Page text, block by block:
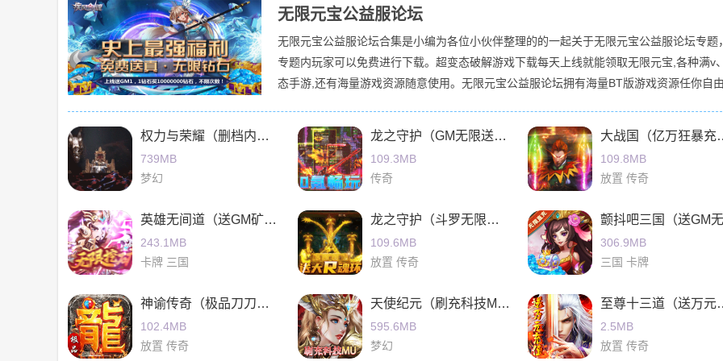
无限元宝公益服论坛
无限元宝公益服论坛合集是小编为各位小伙伴整理的的一起关于无限元宝公益服论坛专题
专题内玩家可以免费进行下载。超变态破解游戏下载每天上线就能领取无限元宝,各种满v
态手游,还有海量游戏资源随意使用。无限元宝公益服论坛拥有海量BT版游戏资源任你自
权力与荣耀（删档内测）
739MB
梦幻
龙之守护（GM无限送充值）
109.3MB
传奇
大战国
109.8MB
放置 传奇
英雄无间道（送GM矿机特权）
243.1MB
卡牌 三国
龙之守护（斗罗无限版）
109.6MB
放置 传奇
306.9MB
三国 卡牌
神谕传奇（极品刀刀爆）
102.4MB
放置 传奇
天使纪元（刷充科技MU）
595.6MB
梦幻
至尊十
2.5MB
放置 传奇